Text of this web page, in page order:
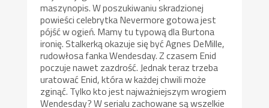
maszynopis. W poszukiwaniu skradzionej
powieści celebrytka Nevermore gotowa jest
pójść w ogień. Mamy tu typową dla Burtona
ironię. Stalkerką okazuje się być Agnes DeMille,
rudowłosa fanka Wendesday. Z czasem Enid
poczuje nawet zazdrość. Jednak teraz trzeba
uratować Enid, która w każdej chwili może
zginąć. Tylko kto jest najważniejszym wrogiem
Wendesday? W serialu zachowane są wszelkie